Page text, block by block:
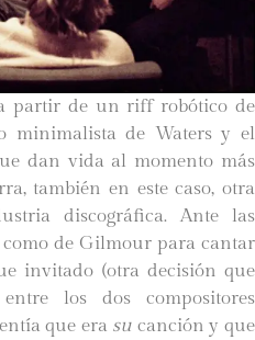
partir de un riff robótico de
minimalista de Waters y el
dan vida al momento más
también en este caso, otra
discográfica. Ante las
de Gilmour para cantar
invitado (otra decisión que
los dos compositores
que era su canción y que